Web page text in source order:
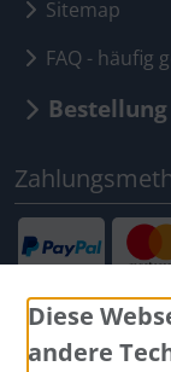
Sitemap
FAQ - häufig
Diese
andere